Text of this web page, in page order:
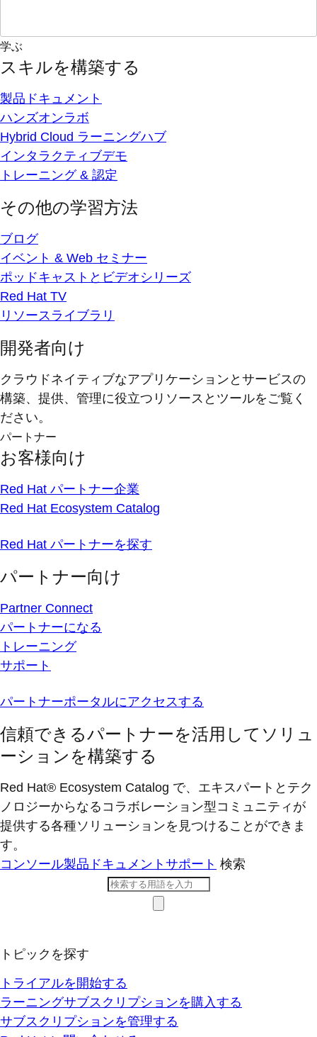
学ぶ
スキルを構築する
製品ドキュメント
ハンズオンラボ
Hybrid Cloud ラーニングハブ
インタラクティブデモ
トレーニング & 認定
その他の学習方法
ブログ
イベント & Web セミナー
ポッドキャストとビデオシリーズ
Red Hat TV
リソースライブラリ
開発者向け
クラウドネイティブなアプリケーションとサービスの
構築、提供、管理に役立つリソースとツールをご覧く
ださい。
パートナー
お客様向け
Red Hat パートナー企業
Red Hat Ecosystem Catalog
Red Hat パートナーを探す
パートナー向け
Partner Connect
パートナーになる
トレーニング
サポート
パートナーポータルにアクセスする
信頼できるパートナーを活用してソリュ
ーションを構築する
Red Hat® Ecosystem Catalog で、エキスパートとテク
ノロジーからなるコラボレーション型コミ​ュニティが
提供する各種ソリューションを見つけることができま
す。
コンソール製品ドキュメント サポート 検索
トピックを探す
トライアルを開始する
ラーニングサブスクリプションを購入する
サブスクリプションを管理する